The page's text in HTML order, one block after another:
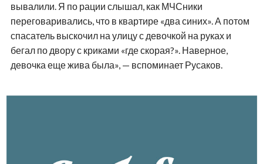
вывалили. Я по рации слышал, как МЧСники
переговаривались, что в квартире «два синих». А потом
спасатель выскочил на улицу с девочкой на руках и
бегал по двору с криками «где скорая?». Наверное,
девочка еще жива была», — вспоминает Русаков.